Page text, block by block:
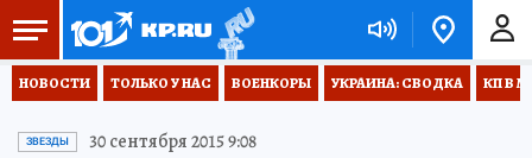
НОВОСТИ ТОЛЬКО У НАС ВОЕНКОРЫ УКРАИНА: СВОДКА КП В
ЗВЕЗДЫ 30 сентября 2015 9:08